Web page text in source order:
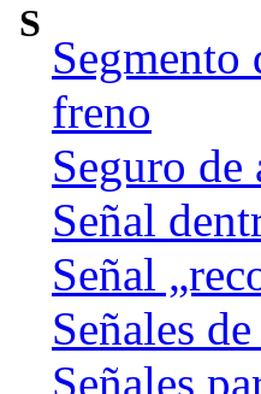
S
freno
Seguro
Señal
Señal
Señales
Señales